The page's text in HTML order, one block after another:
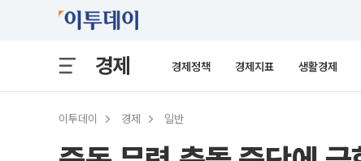
경제 경제정책 경제지표 생활경제
이투데이 경제 일반